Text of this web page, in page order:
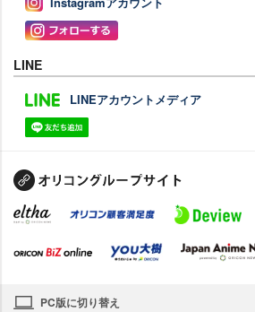
LINE
LINEアカウントメディア
PC版に切り替え